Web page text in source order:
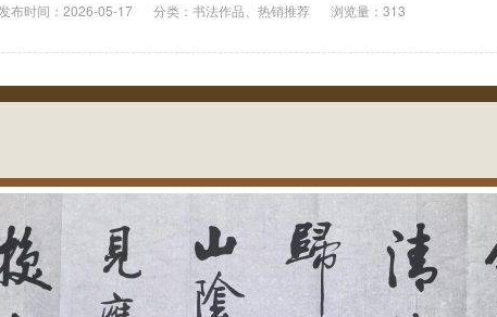
发布时间：2026-05-17 分类： 书法作品 热销推荐 浏览量：313